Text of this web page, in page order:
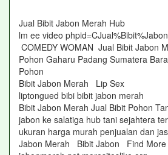
Jual Bibit Jabon Merah Hub
lm ee video
COMEDY WOMAN Jual Bibit
Pohon Gaharu Padang Sumatera
Pohon
Bibit Jabon Merah Lip Sex
liptongued bibi bibit jabon merah
Bibit Jabon Merah Jual Bibit Pohon
jabon ke salatiga hub tani sejahtera
ukuran harga murah penjualan dan
Jabon Merah Bibit Jabon Find More